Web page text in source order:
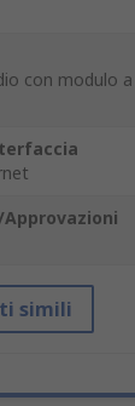
con modulo
simili